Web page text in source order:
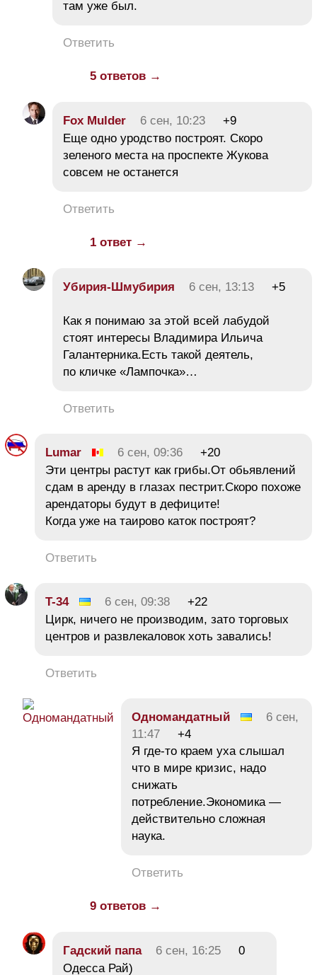
там уже был.
Ответить
5 ответов →
Fox Mulder 6 сен, 10:23
+9
Еще одно уродство построят. Скоро
зеленого места на проспекте Жукова
совсем не останется
Ответить
1 ответ →
Убирия-Шмубирия 6 сен, 13:13 +5
Как я понимаю за этой всей лабудой
стоят интересы Владимира Ильича
Галантерника.Есть такой деятель,
по кличке «Лампочка»…
Ответить
Lumar 6 сен, 09:36
+20
Эти центры растут как грибы.От обьявлений
сдам в аренду в глазах пестрит.Скоро похоже
арендаторы будут в дефиците!
Когда уже на таирово каток построят?
Ответить
T-34 6 сен, 09:38
+22
Цирк, ничего не производим, зато торговых
центров и развлекаловок хоть завались!
Ответить
Одномандатный
6 сен,
11:47
+4
Я где-то краем уха слышал
что в мире кризис, надо
снижать
потребление.Экономика —
действительно сложная
наука.
Ответить
9 ответов →
Гадский папа 6 сен, 16:25
0
Одесса Рай)